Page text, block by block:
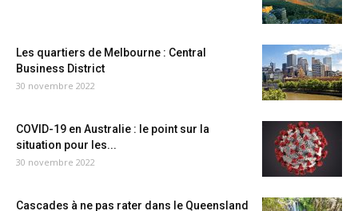
Les quartiers de Melbourne : Central
Business District
30 novembre 2022
COVID-19 en Australie : le point sur la
situation pour les...
30 novembre 2022
Cascades à ne pas rater dans le Queensland